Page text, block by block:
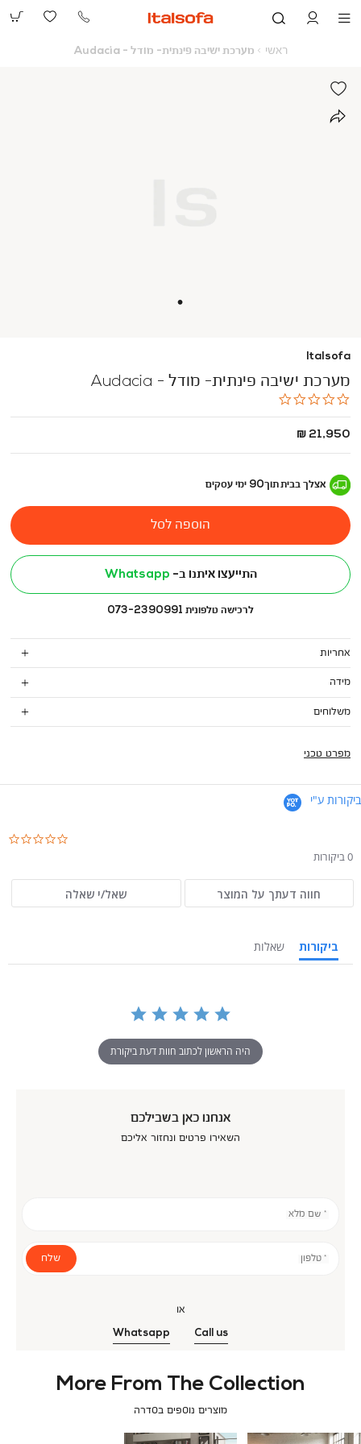
073-
ראשי ראשי
מערכת ישיבה פינתית- מודל - Audacia
Italsofa
מערכת ישיבה פינתית- מודל - Audacia
החל
21,950 ₪
אצלך בביתתוך90 ימי עסקים
הוספה לסל
התייעצו איתנו ב- Whatsapp
לרכישה טלפונית 073-2390991
אחריות
מידה
משלוחים
מפרט טכני
ביקורות ע"י
0 ביקורות
חווה דעתך על המוצר שאל/י שאלה
ביקורות שאלות
היה הראשון לכתוב חוות דעת ביקורת
אנחנו כאן בשבילכם
השאירו פרטים ונחזור אליכם
* שם מלא
* טלפון שלח
או
Call us
Whatsapp
More From The Collection
מוצרים נוספים בסדרה